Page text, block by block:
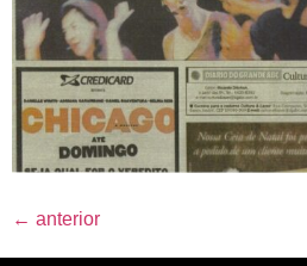
← anterior